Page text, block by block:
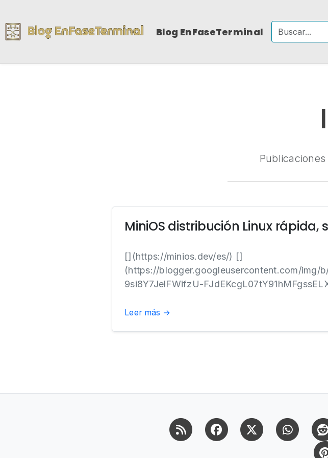
Blog EnFaseTerminal
MiniOS distribución Linux rápida,
[](https://minios.dev/es/) []
(https://blogger.googleusercontent.com/img/
9si8Y7JelFWifzU-
Leer más →
RSS FacebookX (Twitter)